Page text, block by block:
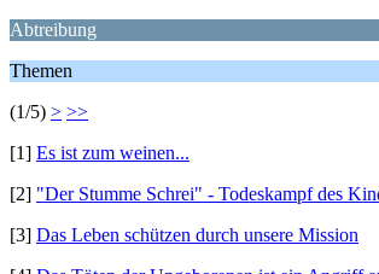
Abtreibung
Themen
(1/5) > >>
[1] Es ist zum weinen...
[2] "Der Stumme Schrei" - Todeskampf des
[3] Das Leben schützen durch unsere Mission